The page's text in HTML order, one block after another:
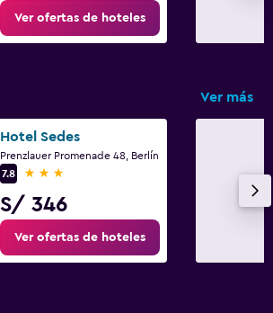
Ver ofertas de hoteles
Ver más
Hotel Sedes
Prenzlauer Promenade 48, Berlín
7.8
3 estrellas
S/ 346
Ver ofertas de hoteles